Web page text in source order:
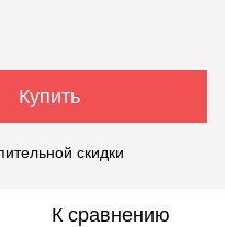
Купить
скидки
К сравнению